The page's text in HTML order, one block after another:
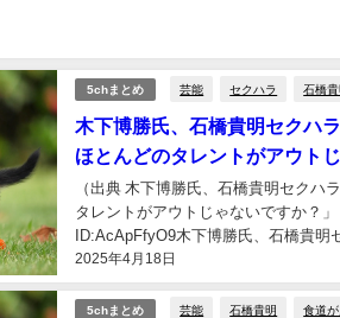
5chまとめ 芸能 セクハラ 石橋貴
木下博勝氏、石橋貴明セクハ
ほとんどのタレントがアウ
2025年4月18日
（出典 木下博勝氏、石橋貴明セクハ
タレントがアウトじゃないですか？
ID:AcApFfyO9木下博勝氏、石橋貴
子プロレスラ...
5chまとめ 芸能 石橋貴明 食道が